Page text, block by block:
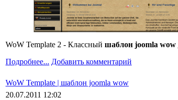
WoW Template 2 - Классный шаблон joomla wow
Подробнее... Добавить комментарий
WoW Template | шаблон joomla wow
20.07.2011 12:02